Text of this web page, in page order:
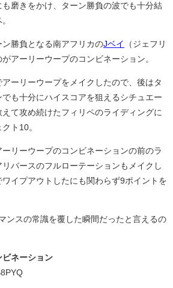
磨きをかけ、ターン勝負の波でも十分結
勝負となる南アフリカのJベイ
（ジェフリ
アーリーウープのコンビネーション。
ーリーウープをメイクしたので、後はタ
も十分にハイスコアを狙えるシチュエー
て攻め続けたフィリペのライディングに
ト10。
リーウープのコンビネーションの前のラ
バースのフルローテーションもメイクし
イプアウトしたにも関わらず9ポイントを
ンスの常識を覆した瞬間だったと言えるの
ビネーション